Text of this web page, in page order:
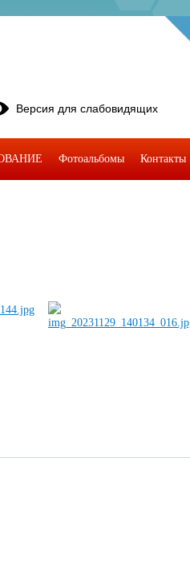
Версия для слабовидящих
Фотоальбомы Контакты